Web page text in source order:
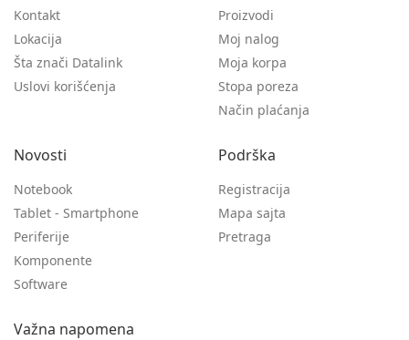
Kontakt
Lokacija
Šta znači Datalink
Uslovi korišćenja
Proizvodi
Moj nalog
Moja korpa
Stopa poreza
Način plaćanja
Novosti
Notebook
Tablet - Smartphone
Periferije
Komponente
Software
Podrška
Registracija
Mapa sajta
Pretraga
Važna napomena